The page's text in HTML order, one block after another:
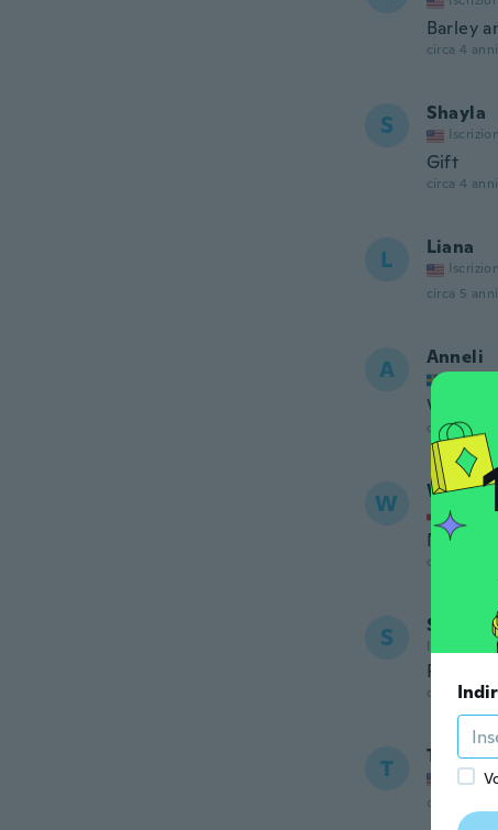
Barley
circa 4
S Shayla
Gift
circa 4
L Liana
circa 5
A Anneli
Väldigt
circa 5
W Wioletta
Nie
circa 5 anni
S Iscrizione
Parfait
circa 5
T Tracy
circa 5 anni